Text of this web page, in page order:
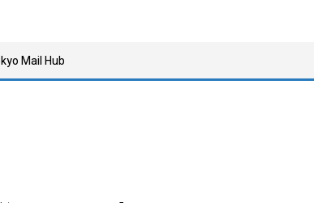
Mail Hub